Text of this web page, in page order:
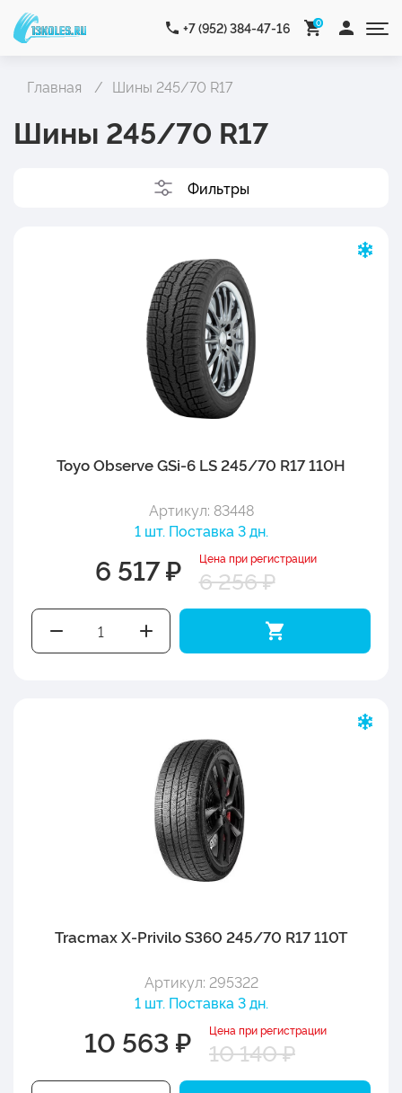
+7 (952) 384-47-16 0
Главная Шины 245/70 R17
Шины 245/70 R17
Фильтры
Toyo Observe GSi-6 LS 245/70 R17 110H
Артикул: 83448
1 шт. Поставка 3 дн.
6 517 ₽ Цена при регистрации
6 256 ₽
Tracmax X-Privilo S360 245/70 R17 110T
Артикул: 295322
1 шт. Поставка 3 дн.
10 563 ₽ Цена при регистрации
10 140 ₽